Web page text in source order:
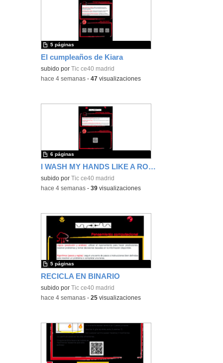
El cumpleaños de Kiara
subido por Tic ce40 madrid
5 páginas
-hace 4 semanas -47 visualizaciones
I WASH MY HANDS LIKE A ROBOT
subido por Tic ce40 madrid
6 páginas
-hace 4 semanas -39 visualizaciones
RECICLA EN BINARIO
subido por Tic ce40 madrid
5 páginas
-hace 4 semanas -25 visualizaciones